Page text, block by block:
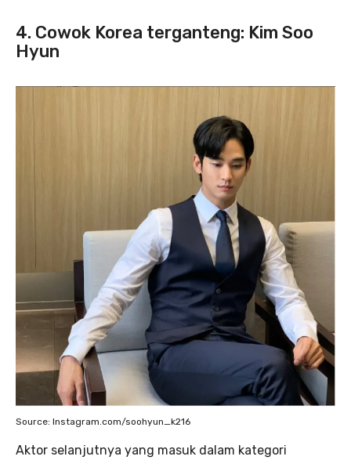
4. Cowok Korea terganteng: Kim Soo
Hyun
Source: Instagram.com/soohyun_k216
Aktor selanjutnya yang masuk dalam kategori